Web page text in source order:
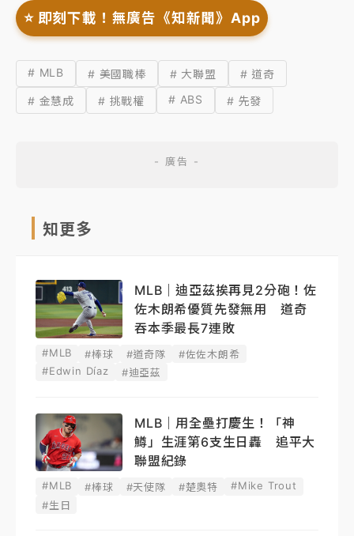
⭐️ 即刻下載！無廣告《知新聞》App
# MLB # 美國職棒 # 大聯盟
# 道奇
# 金慧成
# 挑戰權 # ABS # 先發
知更多
MLB｜迪亞茲挨再見2分砲！佐
佐木朗希優質先發無用 道奇
吞本季最長7連敗
#MLB #棒球 #道奇隊
#佐佐木朗希
#Edwin Díaz
#迪亞茲
MLB｜用全壘打慶生！「神
鱒」生涯第6支生日轟 追平大
聯盟紀錄
#MLB #棒球 #天使隊 #楚奧特
#Mike Trout
#生日